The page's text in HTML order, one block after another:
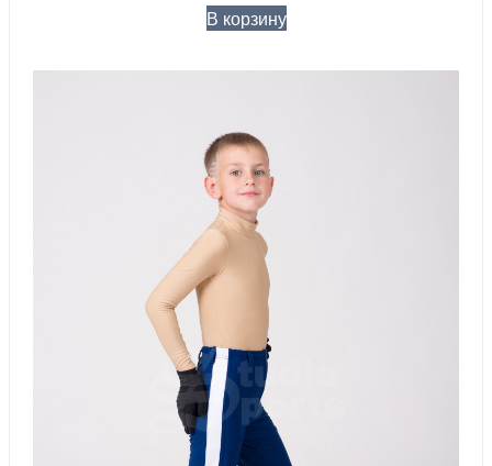
В корзину